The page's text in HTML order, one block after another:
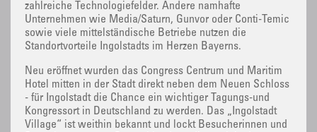
zahlreiche Technologiefelder. Andere namhafte
Unternehmen wie Media/Saturn, Gunvor oder Conti-Temic
sowie viele mittelständische Betriebe nutzen die
Standortvorteile Ingolstadts im Herzen Bayerns.
Neu eröffnet wurden das Congress Centrum und Maritim
Hotel mitten in der Stadt direkt neben dem Neuen Schloss
- für Ingolstadt die Chance ein wichtiger Tagungs-und
Kongressort in Deutschland zu werden. Das „Ingolstadt
Village“ ist weithin bekannt und lockt Besucherinnen und